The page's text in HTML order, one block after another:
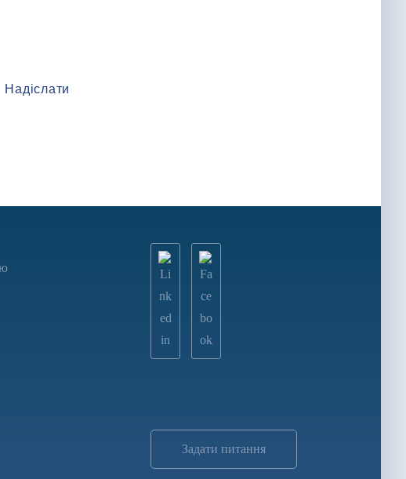
Задати питання